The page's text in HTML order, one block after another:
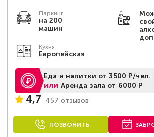
Паркинг
на 200
машин
Кухня
Европейская
Еда и напитки от 3500 Р/чел.
или Аренда зала от 6000 Р
4,7 457 отзывов
ПОЗВОНИТЬ